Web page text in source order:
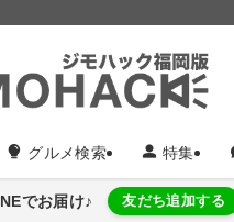
グルメ検索 特集
でお届け♪ 友だち追加する